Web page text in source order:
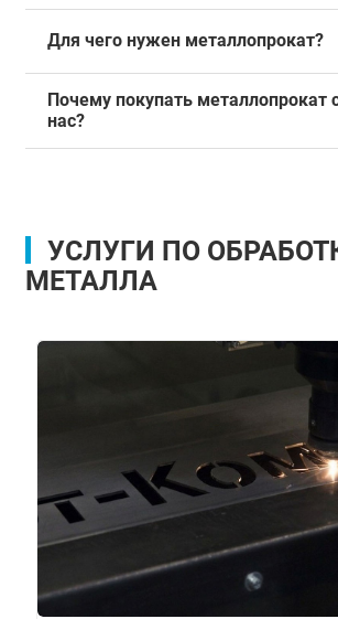
Для чего нужен металлопрокат?
Почему покупать металлопрокат
нас?
УСЛУГИ ПО
МЕТАЛЛА